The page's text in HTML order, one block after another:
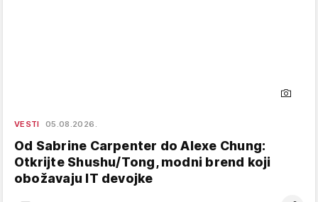
VESTI 05.08.2026.
Od Sabrine Carpenter do Alexe Chung:
Otkrijte Shushu/Tong, modni brend koji
obožavaju IT devojke